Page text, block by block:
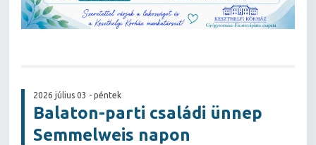
2026 július 03 - péntek
Balaton-parti családi ünnep
Semmelweis napon